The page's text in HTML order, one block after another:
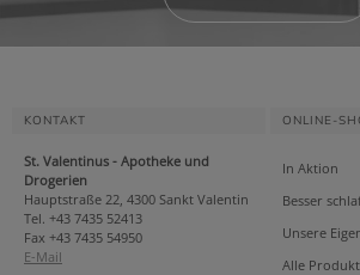
KONTAKT
St. Valentinus - Apotheke und
Drogerien
Hauptstraße 22, 4300 Sankt Valentin
Tel. +43 7435 52413
Fax +43 7435 54950
E-Mail
ONLINE-
In Aktion
Besser
Unsere
Alle